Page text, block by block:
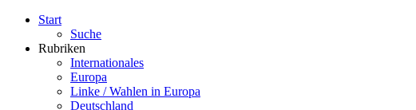
Start
Suche
Rubriken
Internationales
Europa
Linke / Wahlen in Europa
Deutschland